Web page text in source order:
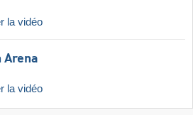
la vidéo
Arena
la vidéo